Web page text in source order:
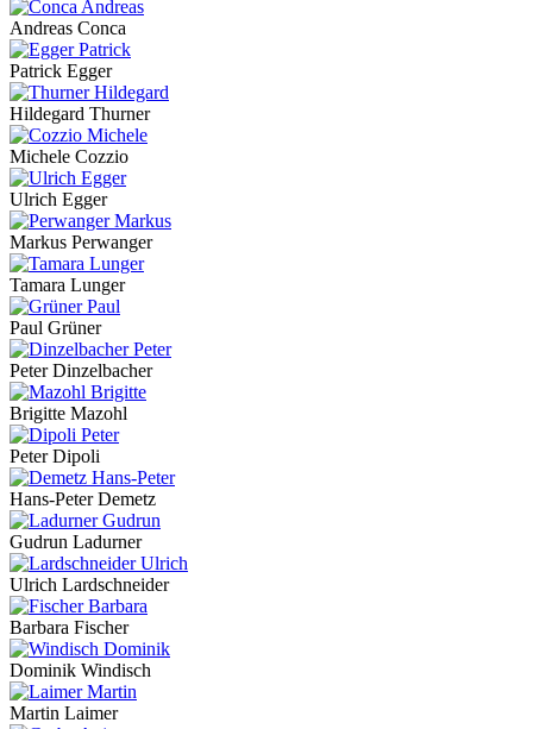
Andreas Conca
Patrick Egger
Hildegard Thurner
Michele Cozzio
Ulrich Egger
Markus Perwanger
Tamara Lunger
Paul Grüner
Peter Dinzelbacher
Brigitte Mazohl
Peter Dipoli
Hans-Peter Demetz
Gudrun Ladurner
Ulrich Lardschneider
Barbara Fischer
Dominik Windisch
Martin Laimer